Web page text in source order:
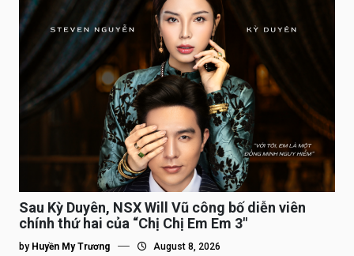
Sau Kỳ Duyên, NSX Will Vũ công bố diễn viên
chính thứ hai của “Chị Chị Em Em 3″
by Huyền My Trương August 8, 2026